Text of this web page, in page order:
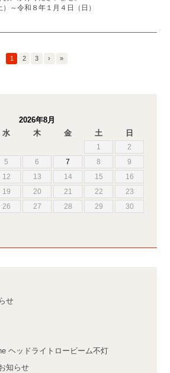
～令和８年１月４日（日）
1 2 3 › »
2026年8月
水 木 金 土 日
1
2
5 6 7 8
9
12 13 14 15
16
19 20 21 22
23
26 27 28 29
30
せ
ヘッドライトロービーム不灯
知らせ